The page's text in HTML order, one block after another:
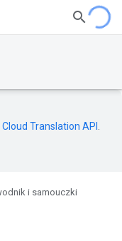
Cloud Translation API
i samouczki